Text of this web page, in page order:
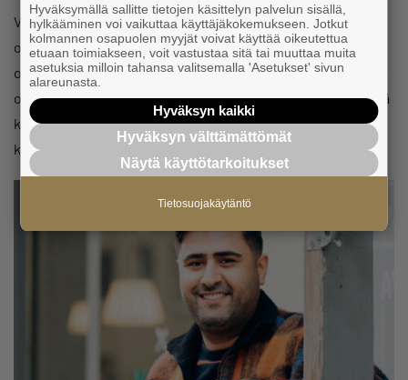
Vöner työllistää nykyään kuusi ihmistä ja koko henkilöstö
osallistuu tuotekehitykseen. Jokainen saa ideoida ja
osaltaan vaikuttaa siihen, mitä Vöner voisi tulevaisuudessa
olla. Kehitystyö on se, mikä Sivaa motivoi eniten. Ja se, että
kauppojen hyllyillä näkee omia tuotteita – siitä tulee aina
kiva fiilis.
Hyväksymällä sallitte tietojen käsittelyn palvelun sisällä,
hylkääminen voi vaikuttaa käyttäjäkokemukseen. Jotkut
kolmannen osapuolen myyjät voivat käyttää oikeutettua
etuaan toimiakseen, voit vastustaa sitä tai muuttaa muita
asetuksia milloin tahansa valitsemalla 'Asetukset' sivun
alareunasta.
Hyväksyn kaikki
Hyväksyn välttämättömät
Näytä käyttötarkoitukset
Tietosuojakäytäntö